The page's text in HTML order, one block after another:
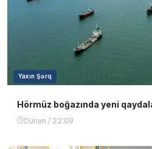
Yaxın Şərq
Hörmüz boğazında yeni
Dünən / 22:09